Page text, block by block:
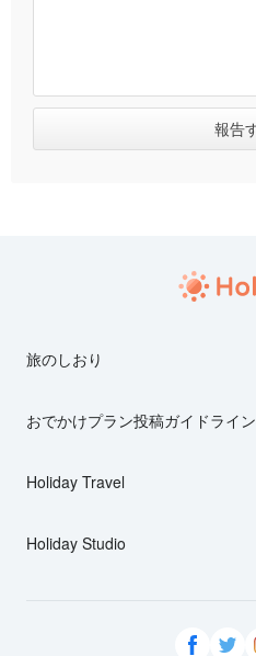
旅のしおり
おでかけプラン投稿ガイドライン
Holiday Travel
Holiday Studio